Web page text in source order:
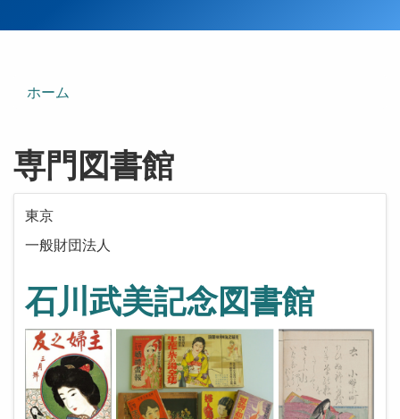
ホーム
専門図書館
東京
一般財団法人
石川武美記念図書館